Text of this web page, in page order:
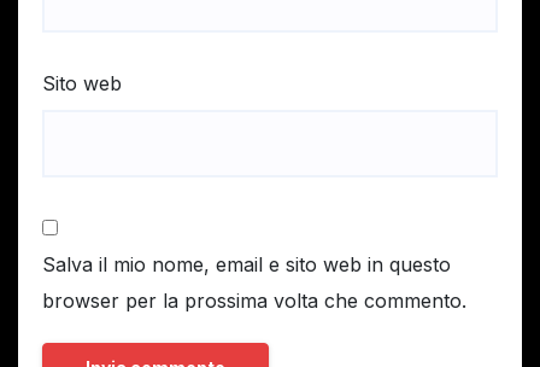
Sito web
Salva il mio nome, email e sito web in questo
browser per la prossima volta che commento.